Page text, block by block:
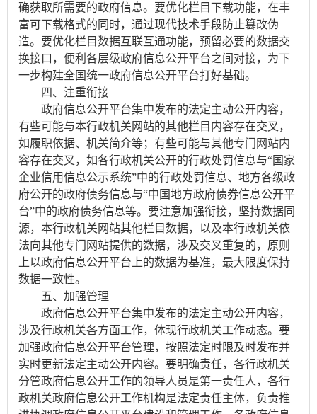
确获取所需要的政府信息。要优化栏目下载功能，在丰
富可下载格式的同时，通过现代技术手段防止篡改伪
造。要优化栏目数据互联互通功能，预留必要的数据交
换接口，便利各层级政府信息公开平台之间对接，为下
一步构建全国统一政府信息公开平台打好基础。
四、注重衔接
政府信息公开平台集中发布的法定主动公开内容，
有些可能与本行政机关网站的其他栏目内容存在交叉，
如履职依据、机关简介等；有些可能与其他专门网站内
容存在交叉，如各行政机关公开的行政处罚信息与“国家
企业信用信息公示系统”中的行政处罚信息、地方各级政
府公开的政府债务信息与“中国地方政府债券信息公开平
台”中的政府债务信息等。要注意加强衔接，坚持数据同
源，本行政机关网站其他栏目数据，以及本行政机关依
法向其他专门网站提供的数据，涉及交叉重复的，原则
上以政府信息公开平台上的数据为基准，最大限度保持
数据一致性。
五、加强管理
政府信息公开平台集中发布的法定主动公开内容，
涉及行政机关各方面工作，体现行政机关工作动态。要
加强政府信息公开平台管理，按照法定时限及时发布并
实时更新法定主动公开内容。要明确责任，各行政机关
分管政府信息公开工作的领导人员是第一责任人，各行
政机关政府信息公开工作机构是法定责任主体，负责推